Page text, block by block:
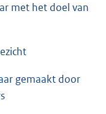
met het doel van
gemaakt door